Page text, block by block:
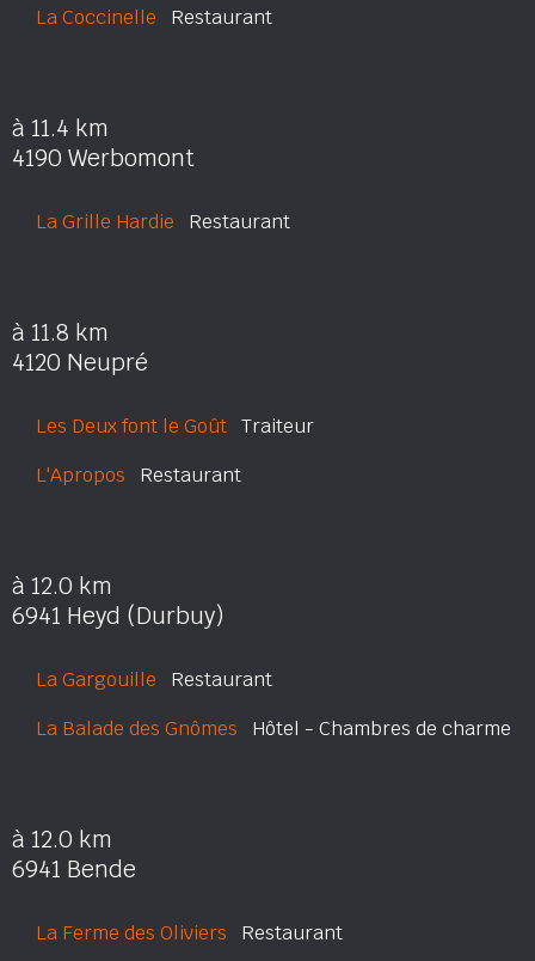
La Coccinelle Restaurant
à 11.4 km
4190 Werbomont
La Grille Hardie Restaurant
à 11.8 km
4120 Neupré
Les Deux font le Goût Traiteur
L'Apropos Restaurant
à 12.0 km
6941 Heyd (Durbuy)
La Gargouille Restaurant
La Balade des Gnômes Hôtel - Chambres de charme
à 12.0 km
6941 Bende
La Ferme des Oliviers Restaurant